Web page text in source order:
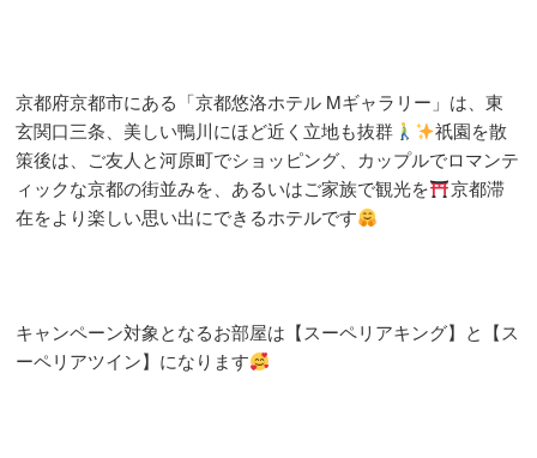
京都府京都市にある「京都悠洛ホテル Mギャラリー」は、東
玄関口三条、美しい鴨川にほど近く立地も抜群
祇園を散
策後は、ご友人と河原町でショッピング、カップルでロマンテ
ィックな京都の街並みを、あるいはご家族で観光を
京都滞
在をより楽しい思い出にできるホテルです
キャンペーン対象となるお部屋は【スーペリアキング】と【ス
ーペリアツイン】になります